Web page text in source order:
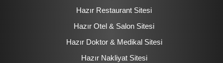
Hazır Restaurant Sitesi
Hazır Otel & Salon Sitesi
Hazır Doktor & Medikal Sitesi
Hazır Nakliyat Sitesi